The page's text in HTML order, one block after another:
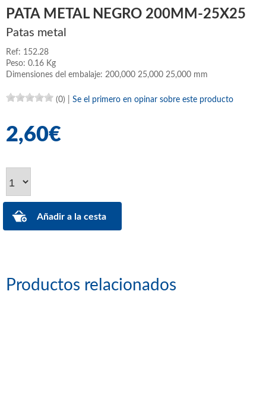
PATA METAL NEGRO 200MM-25X25
Patas metal
Ref: 152.28
Peso: 0.16 Kg
Dimensiones del embalaje: 200,000 25,000 25,000 mm
(0) Se el primero en opinar sobre este producto
2,60€
Productos relacionados